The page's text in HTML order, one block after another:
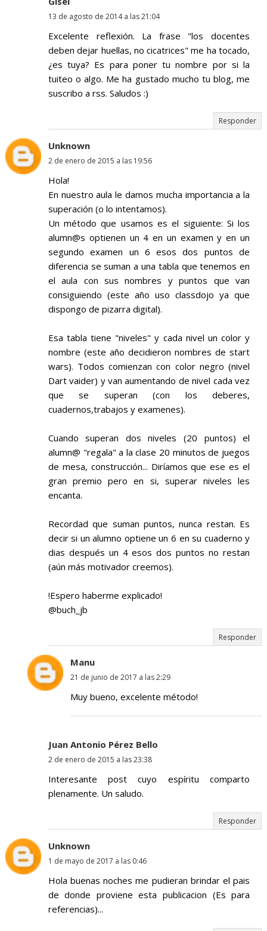
13 de agosto de 2014 a las 21:04
Excelente reflexión. La frase "los docentes
deben dejar huellas, no cicatrices" me ha tocado,
¿es tuya? Es para poner tu nombre por si la
tuiteo o algo. Me ha gustado mucho tu blog, me
suscribo a rss. Saludos :)
Responder
Unknown
2 de enero de 2015 a las 19:56
Hola!
En nuestro aula le damos mucha importancia a la
superación (o lo intentamos).
Un método que usamos es el siguiente: Si los
alumn@s optienen un 4 en un examen y en un
segundo examen un 6 esos dos puntos de
diferencia se suman a una tabla que tenemos en
el aula con sus nombres y puntos que van
consiguiendo (este año uso classdojo ya que
dispongo de pizarra digital).
Esa tabla tiene "niveles" y cada nivel un color y
nombre (este año decidieron nombres de start
wars). Todos comienzan con color negro (nivel
Dart vaider) y van aumentando de nivel cada vez
que se superan (con los deberes,
cuadernos,trabajos y examenes).
Cuando superan dos niveles (20 puntos) el
alumn@ "regala" a la clase 20 minutos de juegos
de mesa, construcción... Diríamos que ese es el
gran premio pero en si, superar niveles les
encanta.
Recordad que suman puntos, nunca restan. Es
decir si un alumno optiene un 6 en su cuaderno y
dias después un 4 esos dos puntos no restan
(aún más motivador creemos).
!Espero haberme explicado!
@buch_jb
Responder
Manu
21 de junio de 2017 a las 2:29
Muy bueno, excelente método!
Juan Antonio Pérez Bello
2 de enero de 2015 a las 23:38
Interesante post cuyo espíritu comparto
plenamente. Un saludo.
Responder
Unknown
1 de mayo de 2017 a las 0:46
Hola buenas noches me pudieran brindar el pais
de donde proviene esta publicacion (Es para
referencias)...